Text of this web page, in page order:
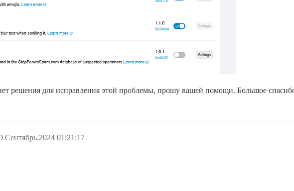
решения для исправления этой проблемы, прошу вашей помощи. Большое
01:21:17